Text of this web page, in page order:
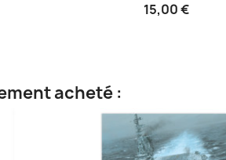
15,00 €
acheté :